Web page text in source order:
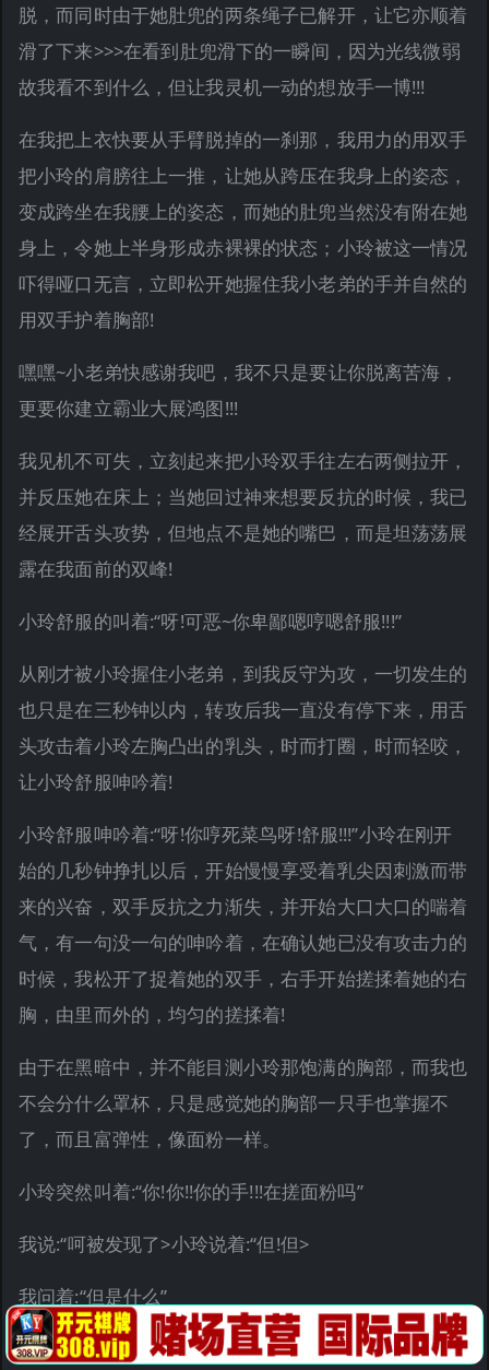
脱，而同时由于她肚兜的两条绳子已解开，让它亦顺着
滑了下来>>>在看到肚兜滑下的一瞬间，因为光线微弱
故我看不到什么，但让我灵机一动的想放手一博!!!
在我把上衣快要从手臂脱掉的一刹那，我用力的用双手
把小玲的肩膀往上一推，让她从跨压在我身上的姿态，
变成跨坐在我腰上的姿态，而她的肚兜当然没有附在她
身上，令她上半身形成赤裸裸的状态；小玲被这一情况
吓得哑口无言，立即松开她握住我小老弟的手并自然的
用双手护着胸部!
嘿嘿~小老弟快感谢我吧，我不只是要让你脱离苦海，
更要你建立霸业大展鸿图!!!
我见机不可失，立刻起来把小玲双手往左右两侧拉开，
并反压她在床上；当她回过神来想要反抗的时候，我已
经展开舌头攻势，但地点不是她的嘴巴，而是坦荡荡展
露在我面前的双峰!
小玲舒服的叫着:“呀!可恶~你卑鄙嗯哼嗯舒服!!!”
从刚才被小玲握住小老弟，到我反守为攻，一切发生的
也只是在三秒钟以内，转攻后我一直没有停下来，用舌
头攻击着小玲左胸凸出的乳头，时而打圈，时而轻咬，
让小玲舒服呻吟着!
小玲舒服呻吟着:“呀!你哼死菜鸟呀!舒服!!!”小玲在刚开
始的几秒钟挣扎以后，开始慢慢享受着乳尖因刺激而带
来的兴奋，双手反抗之力渐失，并开始大口大口的喘着
气，有一句没一句的呻吟着，在确认她已没有攻击力的
时候，我松开了捉着她的双手，右手开始搓揉着她的右
胸，由里而外的，均匀的搓揉着!
由于在黑暗中，并不能目测小玲那饱满的胸部，而我也
不会分什么罩杯，只是感觉她的胸部一只手也掌握不
了，而且富弹性，像面粉一样。
小玲突然叫着:“你!你!!你的手!!!在搓面粉吗”
我说:“呵被发现了>小玲说着:“但!但>
我问着:“但是什么”
小玲呻吟着:“但很很舒服!!!”